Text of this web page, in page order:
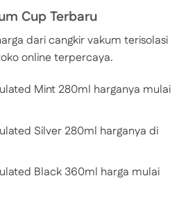
Cup Terbaru
dari cangkir vakum terisolasi
online terpercaya.
Mint 280ml harganya mulai
Silver 280ml harganya di
Black 360ml harga mulai